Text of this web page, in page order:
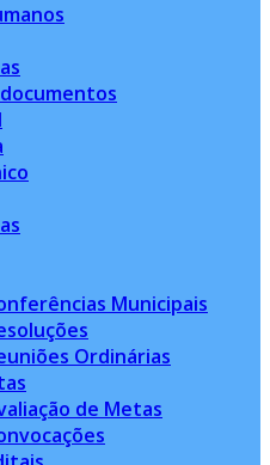
Municipais
Ordinárias
de Metas